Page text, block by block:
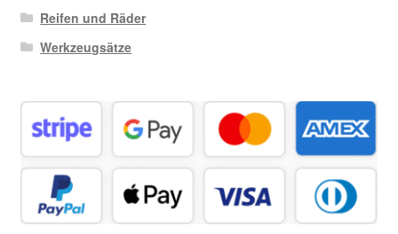
Reifen und Räder
Werkzeugsätze